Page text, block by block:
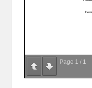
Page 1 / 1